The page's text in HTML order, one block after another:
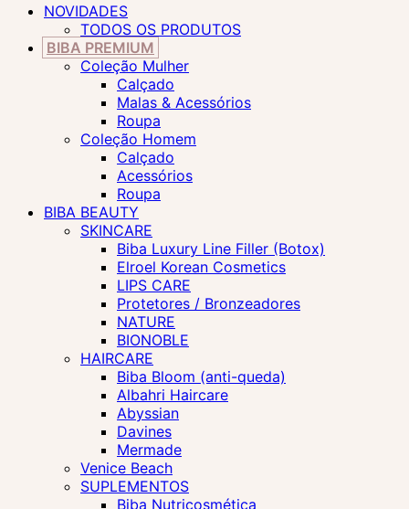
NOVIDADES
TODOS OS PRODUTOS
BIBA PREMIUM
Coleção Mulher
Calçado
Malas & Acessórios
Roupa
Coleção Homem
Calçado
Acessórios
Roupa
BIBA BEAUTY
SKINCARE
Biba Luxury Line Filler (Botox)
Elroel Korean Cosmetics
LIPS CARE
Protetores / Bronzeadores
NATURE
BIONOBLE
HAIRCARE
Biba Bloom (anti-queda)
Albahri Haircare
Abyssian
Davines
Mermade
Venice Beach
SUPLEMENTOS
Biba Nutricosmética